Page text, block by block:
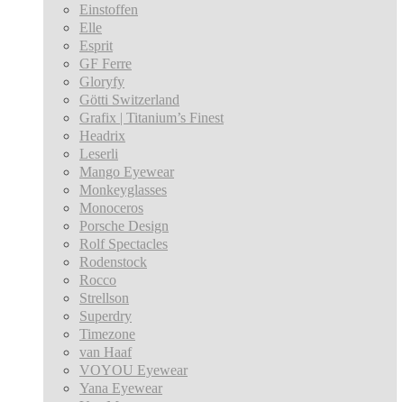
Einstoffen
Elle
Esprit
GF Ferre
Gloryfy
Götti Switzerland
Grafix | Titanium’s Finest
Headrix
Leserli
Mango Eyewear
Monkeyglasses
Monoceros
Porsche Design
Rolf Spectacles
Rodenstock
Rocco
Strellson
Superdry
Timezone
van Haaf
VOYOU Eyewear
Yana Eyewear